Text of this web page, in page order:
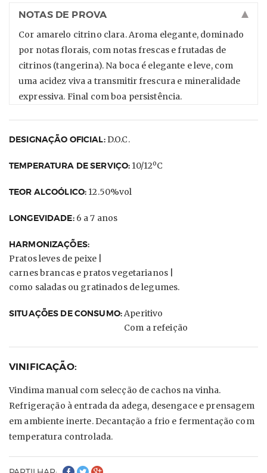
NOTAS DE PROVA
Cor amarelo citrino clara. Aroma elegante, dominado
por notas florais, com notas frescas e frutadas de
citrinos (tangerina). Na boca é elegante e leve, com
uma acidez viva a transmitir frescura e mineralidade
expressiva. Final com boa persistência.
DESIGNAÇÃO OFICIAL:D.O.C.
TEMPERATURA DE SERVIÇO: 10/12ºC
TEOR ALCOÓLICO: 12.50%vol
LONGEVIDADE: 6 a 7 anos
HARMONIZAÇÕES:
Pratos leves de peixe |
carnes brancas e pratos vegetarianos |
como saladas ou gratinados de legumes.
SITUAÇÕES DE CONSUMO:Aperitivo
Com a refeição
VINIFICAÇÃO:
Vindima manual com selecção de cachos na vinha.
Refrigeração à entrada da adega, desengace e prensagem
em ambiente inerte. Decantação a frio e fermentação com
temperatura controlada.